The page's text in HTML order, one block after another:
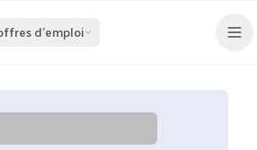
d'emploi